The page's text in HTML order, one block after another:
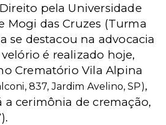
pela Universidade
Mogi das Cruzes (Turma
se destacou na advocacia
é realizado hoje,
Crematório Vila Alpina
837, Jardim Avelino, SP),
a cerimônia de cremação,